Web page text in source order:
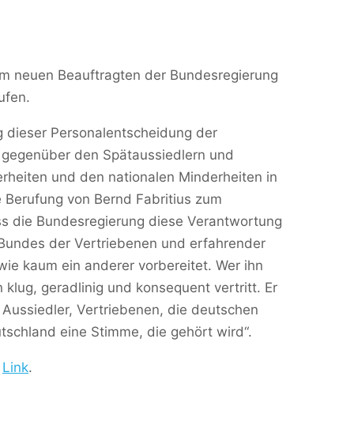
neuen Beauftragten der Bundesregierung
dieser Personalentscheidung der
den Spätaussiedlern und
und den nationalen Minderheiten in
von Bernd Fabritius zum
die Bundesregierung diese Verantwortung
der Vertriebenen und erfahrender
kaum ein anderer vorbereitet. Wer ihn
geradlinig und konsequent vertritt. Er
Vertriebenen, die deutschen
eine Stimme, die gehört wird“.
Link.